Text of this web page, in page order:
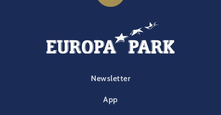
FOOTER-PARK
Newsletter
App